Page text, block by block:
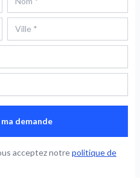
demande
acceptez notrepolitique de